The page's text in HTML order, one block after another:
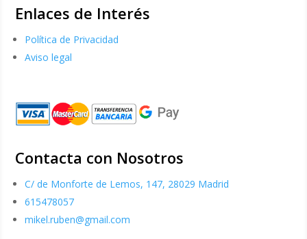
Enlaces de Interés
Política de Privacidad
Aviso legal
Contacta con Nosotros
C/ de Monforte de Lemos, 147, 28029 Madrid
615478057
mikel.ruben@gmail.com